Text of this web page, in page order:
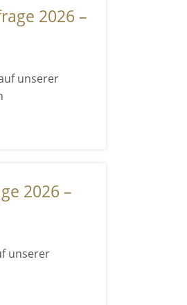
2026 –
unserer
2026 –
unserer